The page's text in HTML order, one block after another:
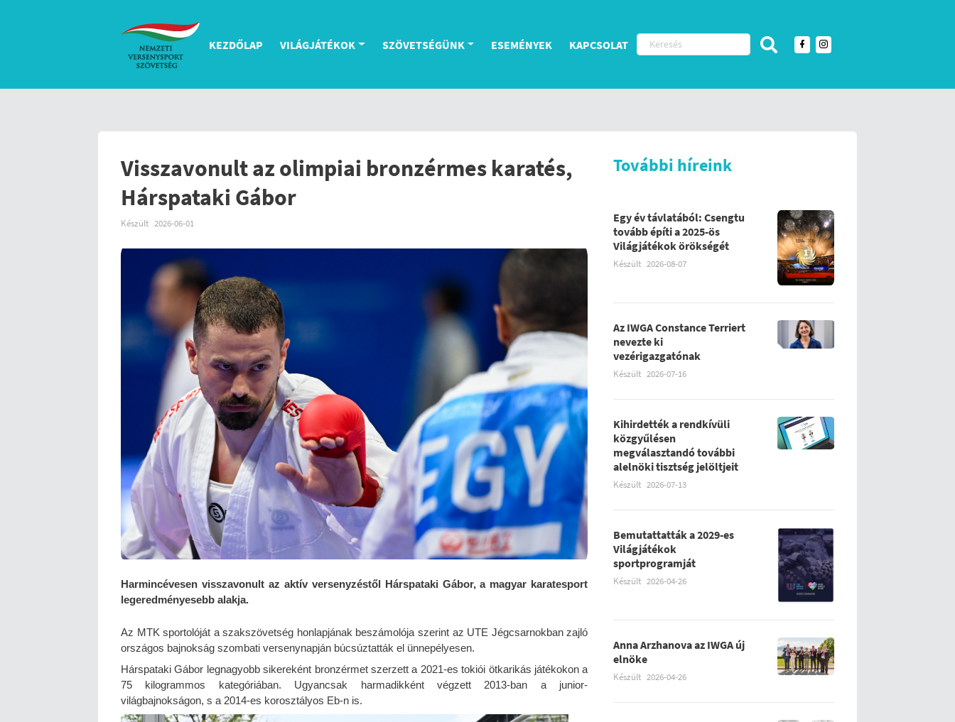
KEZDŐLAP VILÁGJÁTÉKOK SZÖVETSÉGÜNK ESEMÉNYEK KAPCSOLAT
Visszavonult az olimpiai bronzérmes karatés,
Hárspataki Gábor
Készült 2026-06-01
Harmincévesen visszavonult az aktív versenyzéstől Hárspataki Gábor, a magyar karatesport
legeredményesebb alakja.
Az MTK sportolóját a szakszövetség honlapjának beszámolója szerint az UTE Jégcsarnokban zajló
országos bajnokság szombati versenynapján búcsúztatták el ünnepélyesen.
Hárspataki Gábor legnagyobb sikereként bronzérmet szerzett a 2021-es tokiói ötkarikás játékokon a
75 kilogrammos kategóriában. Ugyancsak harmadikként végzett 2013-ban a junior-
világbajnokságon, s a 2014-es korosztályos Eb-n is.
További híreink
Egy év távlatából: Csengtu
tovább építi a 2025-ös
Világjátékok örökségét
Készült 2026-08-07
Az IWGA Constance Terriert
nevezte ki
vezérigazgatónak
Készült 2026-07-16
Kihirdették a rendkívüli
közgyűlésen
megválasztandó további
alelnöki tisztség jelöltjeit
Készült 2026-07-13
Bemutattatták a 2029-es
Világjátékok
sportprogramját
Készült 2026-04-26
Anna Arzhanova az IWGA új
elnöke
Készült 2026-04-26